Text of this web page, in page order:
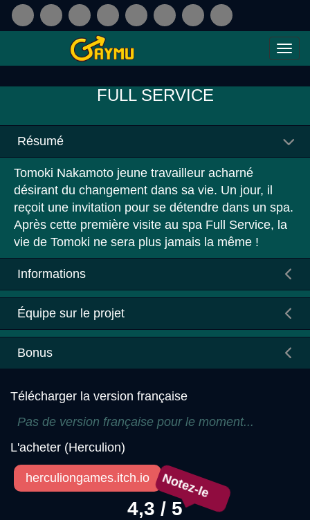
FULL SERVICE
Résumé
Tomoki Nakamoto jeune travailleur acharné
désirant du changement dans sa vie. Un jour, il
reçoit une invitation pour se détendre dans un spa.
Après cette première visite au spa Full Service, la
vie de Tomoki ne sera plus jamais la même !
Informations
Équipe sur le projet
Bonus
Télécharger la version française
Pas de version française pour le moment...
L'acheter (Herculion)
herculiongames.itch.io Notez-le
4,3 / 5